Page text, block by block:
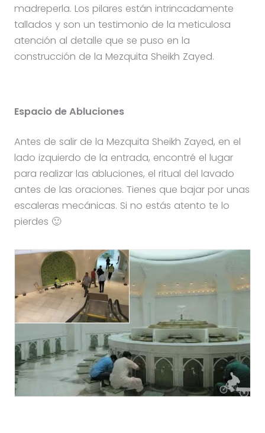
madreperla. Los pilares están intrincadamente
tallados y son un testimonio de la meticulosa
atención al detalle que se puso en la
construcción de la Mezquita Sheikh Zayed.
Espacio de Abluciones
Antes de salir de la Mezquita Sheikh Zayed, en el
lado izquierdo de la entrada, encontré el lugar
para realizar las abluciones, el ritual del lavado
antes de las oraciones. Tienes que bajar por unas
escaleras mecánicas. Si no estás atento te lo
pierdes 🙂